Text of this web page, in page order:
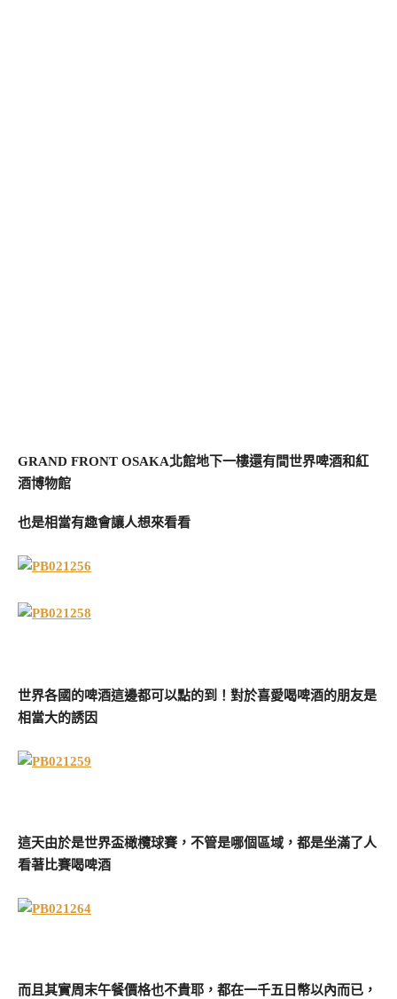
GRAND FRONT OSAKA北館地下一樓還有間世界啤酒和紅
酒博物館
也是相當有趣會讓人想來看看
世界各國的啤酒這邊都可以點的到！對於喜愛喝啤酒的朋友是
相當大的誘因
這天由於是世界盃橄欖球賽，不管是哪個區域，都是坐滿了人
看著比賽喝啤酒
而且其實周末午餐價格也不貴耶，都在一千五日幣以內而已，